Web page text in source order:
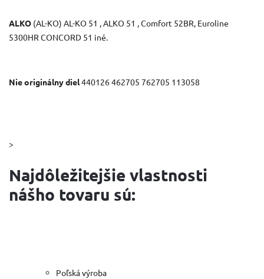
ALKO (AL-KO) AL-KO 51 , ALKO 51 , Comfort 52BR, Euroline
5300HR CONCORD 51 iné.
Nie originálny diel440126 462705 762705 113058
>
Najdôležitejšie vlastnosti
nášho tovaru sú:
Poľská výroba